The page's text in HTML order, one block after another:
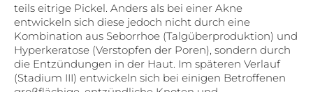
teils eitrige Pickel. Anders als bei einer Akne
entwickeln sich diese jedoch nicht durch eine
Kombination aus Seborrhoe (Talgüberproduktion) und
Hyperkeratose (Verstopfen der Poren), sondern durch
die Entzündungen in der Haut. Im späteren Verlauf
(Stadium III) entwickeln sich bei einigen Betroffenen